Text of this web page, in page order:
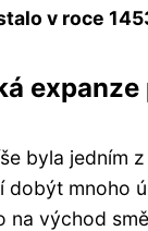
v roce
byla jedním
dobýt mnoho
na východ